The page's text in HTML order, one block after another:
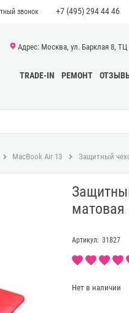
звонок +7 (495) 294 44 46
Адрес: Москва, ул. Барклая 8, ТЦ
TRADE-IN РЕМОНТ
MacBook Air 13 Защитный
матовая
Артикул: 31827
Нет в наличии